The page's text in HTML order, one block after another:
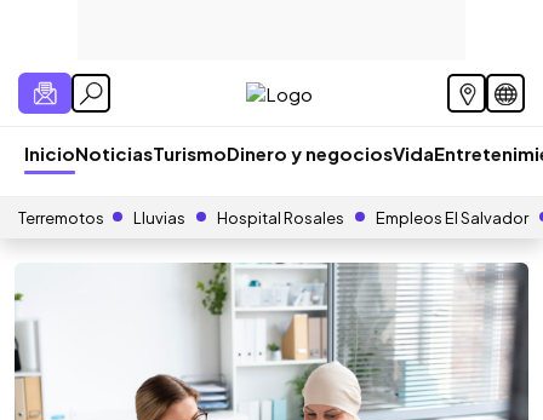
InicioNoticiasTurismoDinero y negociosVida
Terremotos Lluvias Hospital Rosales Empleos El Salvador